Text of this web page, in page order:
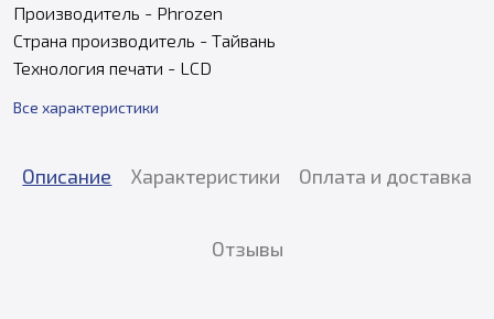
Производитель - Phrozen
Страна производитель - Тайвань
Технология печати - LCD
Все характеристики
Описание Характеристики Оплата и доставка
Отзывы